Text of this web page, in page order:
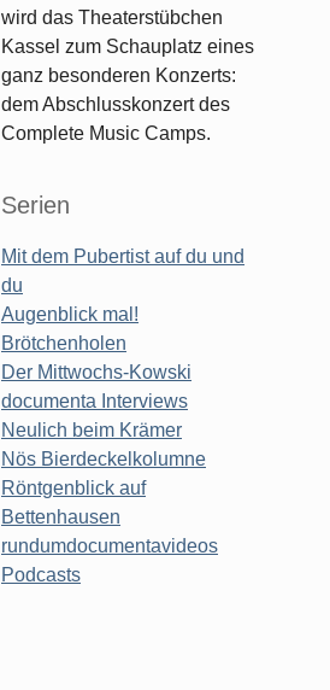
wird das Theaterstübchen
Kassel zum Schauplatz eines
ganz besonderen Konzerts:
dem Abschlusskonzert des
Complete Music Camps.
Serien
Mit dem Pubertist auf du und
du
Augenblick mal!
Brötchenholen
Der Mittwochs-Kowski
documenta Interviews
Neulich beim Krämer
Nös Bierdeckelkolumne
Röntgenblick auf
Bettenhausen
rundumdocumentavideos
Podcasts